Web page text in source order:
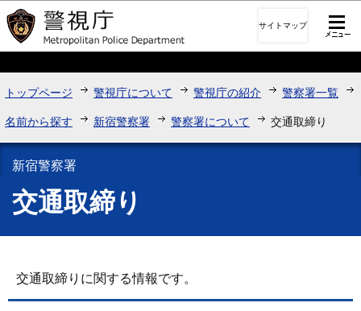
このページの本文へ移動
サイトマップ
トップページ 警視庁について 警視庁の紹介 警察署一覧
名前から探す 新宿警察署 警察署について 交通取締り
新宿警察署
交通取締り
交通取締りに関する情報です。